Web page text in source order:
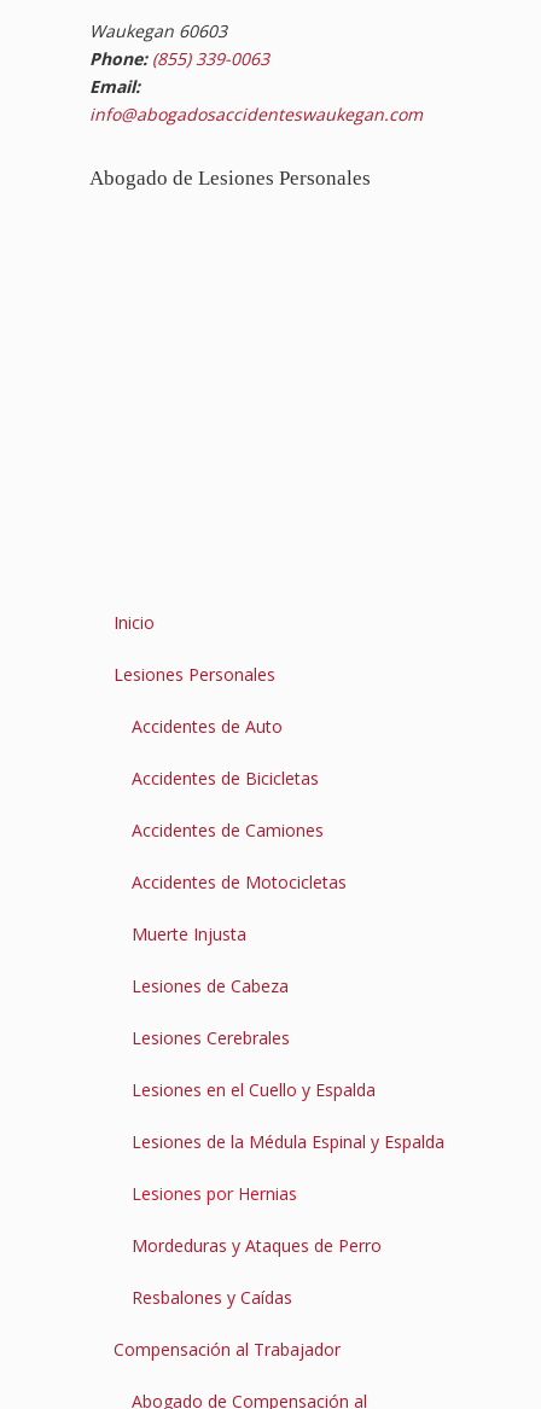
Waukegan 60603
Phone: (855) 339-0063
Email:
info@abogadosaccidenteswaukegan.com
Abogado de Lesiones Personales
Inicio
Lesiones Personales
Accidentes de Auto
Accidentes de Bicicletas
Accidentes de Camiones
Accidentes de Motocicletas
Muerte Injusta
Lesiones de Cabeza
Lesiones Cerebrales
Lesiones en el Cuello y Espalda
Lesiones de la Médula Espinal y Espalda
Lesiones por Hernias
Mordeduras y Ataques de Perro
Resbalones y Caídas
Compensación al Trabajador
Abogado de Compensación al